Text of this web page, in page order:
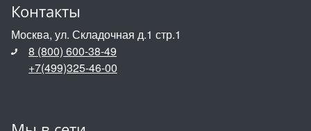
Контакты
Москва, ул. Складочная д.1 стр.1
8 (800) 600-38-49
+7(499)325-46-00